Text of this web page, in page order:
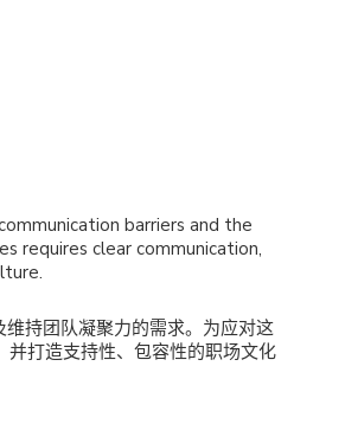
barriers and the
requires clear communication,
持团队凝聚力的需求。为应对这
打造支持性、包容性的职场文化